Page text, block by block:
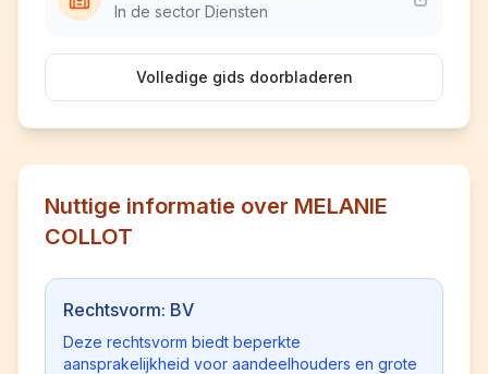
In de sector Diensten
Volledige gids doorbladeren
Nuttige informatie over MELANIE
COLLOT
Rechtsvorm: BV
Deze rechtsvorm biedt beperkte
aansprakelijkheid voor aandeelhouders en grote